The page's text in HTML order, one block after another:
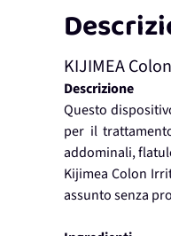
KIJIMEA
Descrizione
Questo
per il
addominali,
Kijimea Colon
assunto senza